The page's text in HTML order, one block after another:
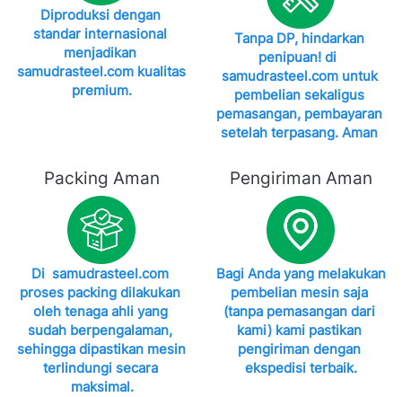
Diproduksi dengan
standar internasional
menjadikan
samudrasteel.com kualitas
premium.
Tanpa DP, hindarkan
samudrasteel.com untuk
pembelian sekaligus
pemasangan, pembayaran
setelah terpasang. Aman
Packing Aman
Di samudrasteel.com
proses packing dilakukan
oleh tenaga ahli yang
sudah berpengalaman,
sehingga dipastikan mesin
terlindungi secara
maksimal.
Pengiriman Aman
Bagi Anda yang melakukan
pembelian mesin saja
(tanpa pemasangan dari
kami) kami pastikan
pengiriman dengan
ekspedisi terbaik.